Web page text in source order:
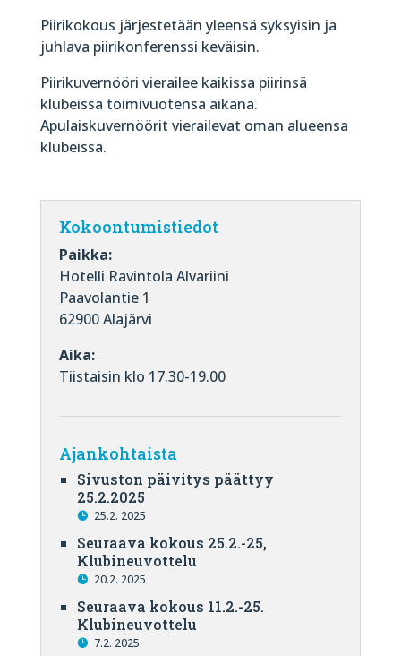
Piirikokous järjestetään yleensä syksyisin ja
juhlava piirikonferenssi keväisin.
Piirikuvernööri vierailee kaikissa piirinsä
klubeissa toimivuotensa aikana.
Apulaiskuvernöörit vierailevat oman alueensa
klubeissa.
Kokoontumistiedot
Paikka:
Hotelli Ravintola Alvariini
Paavolantie 1
62900 Alajärvi
Aika:
Tiistaisin klo 17.30-19.00
Ajankohtaista
Sivuston päivitys päättyy
25.2.2025
25.2. 2025
Seuraava kokous 25.2.-25,
Klubineuvottelu
20.2. 2025
Seuraava kokous 11.2.-25.
Klubineuvottelu
7.2. 2025